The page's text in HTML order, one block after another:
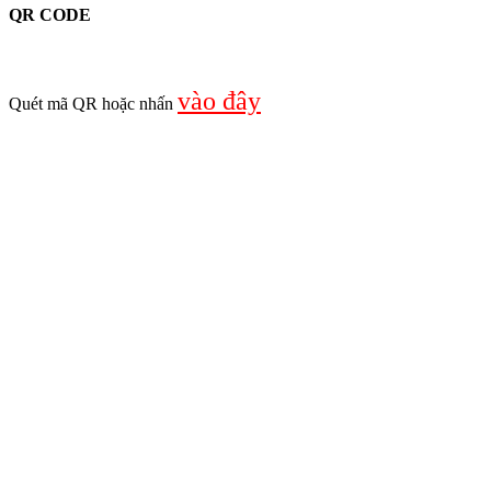
QR CODE
Quét mã QR hoặc nhấn vào đây